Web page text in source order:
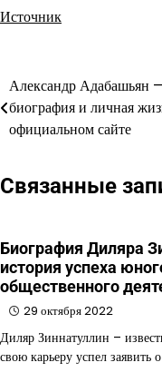
Источник
Навигация
по
записям
Александр Адабашьян
биография и личная
официальном сайте
Связанные
Биография Диляра
история успеха
общественного
29 октября 2022
Диляр Зиннатуллин –
свою карьеру успел заявить